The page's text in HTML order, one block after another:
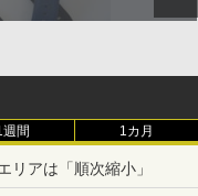
週間 1カ月
リアは「順次縮小」